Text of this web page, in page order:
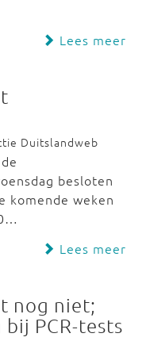
Lees meer
Duitslandweb
besloten
komende weken
Lees meer
nog niet;
PCR-tests